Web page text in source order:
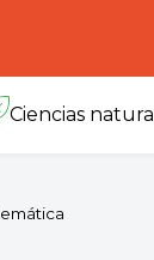
Ciencias